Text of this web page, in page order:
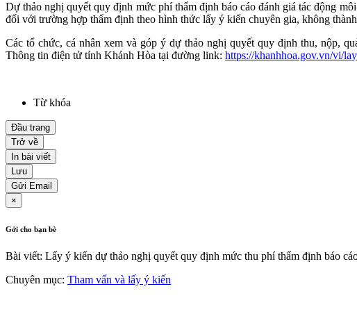
Dự thảo nghị quyết quy định mức phí thẩm định báo cáo đánh giá tác động
đối với trường hợp thẩm định theo hình thức lấy ý kiến chuyên gia, không
Các tổ chức, cá nhân xem và góp ý dự thảo nghị quyết quy định thu, nộp,
Thông tin điện tử tỉnh Khánh Hòa tại đường link: https://khanhhoa.gov.vn/vi/
Từ khóa
Đầu trang
Trở về
In bài viết
Lưu
Gửi Email
×
Gởi cho bạn bè
Bài viết: Lấy ý kiến dự thảo nghị quyết quy định mức thu phí thẩm định báo
Chuyên mục: Tham vấn và lấy ý kiến